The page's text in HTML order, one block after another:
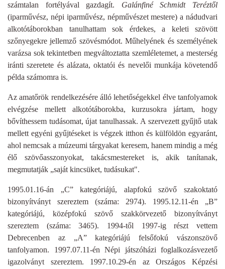
számtalan fortélyával gazdagít. Galánfiné Schmidt Teréztől
(iparművész, népi iparművész, népművészet mestere) a nádudvari
alkotótáborokban tanulhattam sok érdekes, a keleti szövött
szőnyegekre jellemző szövésmódot. Műhelyének és személyének
varázsa sok tekintetben megváltoztatta szemléletemet, a mesterség
iránti szeretete és alázata, oktatói és nevelői munkája követendő
példa számomra is.
Az amatőrök rendelkezésére álló lehetőségekkel élve tanfolyamok
elvégzése mellett alkotótáborokba, kurzusokra jártam, hogy
bővíthessem tudásomat, újat tanulhassak. A szervezett gyűjtő utak
mellett egyéni gyűjtéseket is végzek itthon és külföldön egyaránt,
ahol nemcsak a múzeumi tárgyakat keresem, hanem mindig a még
élő szövőasszonyokat, takácsmestereket is, akik tanítanak,
megmutatják „saját kincsüket, tudásukat".
1995.01.16-án „C” kategóriájú, alapfokú szövő szakoktató
bizonyítványt szereztem (száma: 2974). 1995.12.11-én „B”
kategóriájú, középfokú szövő szakkörvezető bizonyítványt
szereztem (száma: 3465). 1994-től 1997-ig részt vettem
Debrecenben az „A” kategóriájú felsőfokú vászonszövő
tanfolyamon. 1997.07.11-én Népi játszóházi foglalkozásvezető
igazolványt szereztem. 1997.10.29-én az Országos Képzési